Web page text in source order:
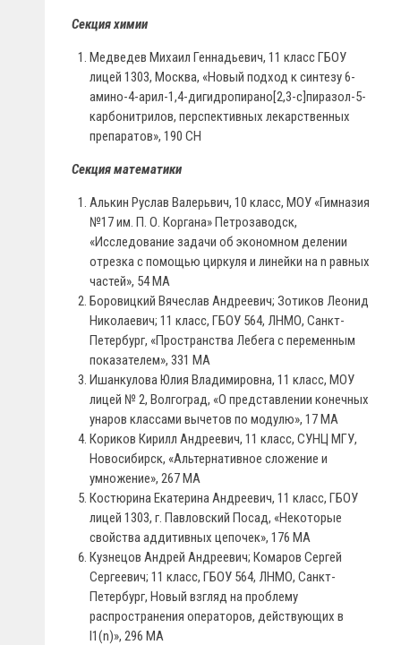
Секция химии
Медведев Михаил Геннадьевич, 11 класс ГБОУ
лицей 1303, Москва, «Новый подход к синтезу 6-
амино-4-арил-1,4-дигидропирано[2,3-c]пиразол-5-
карбонитрилов, перспективных лекарственных
препаратов», 190 СН
Секция математики
Алькин Руслав Валерьвич, 10 класс, МОУ «Гимназия
№17 им. П. О. Коргана» Петрозаводск,
«Исследование задачи об экономном делении
отрезка с помощью циркуля и линейки на n равных
частей», 54 МА
Боровицкий Вячеслав Андреевич; Зотиков Леонид
Николаевич; 11 класс, ГБОУ 564, ЛНМО, Санкт-
Петербург, «Пространства Лебега с переменным
показателем», 331 МА
Ишанкулова Юлия Владимировна, 11 класс, МОУ
лицей № 2, Волгоград, «О представлении конечных
унаров классами вычетов по модулю», 17 МА
Кориков Кирилл Андреевич, 11 класс, СУНЦ МГУ,
Новосибирск, «Альтернативное сложение и
умножение», 267 МА
Костюрина Екатерина Андреевич, 11 класс, ГБОУ
лицей 1303, г. Павловский Посад, «Некоторые
свойства аддитивных цепочек», 176 МА
Кузнецов Андрей Андреевич; Комаров Сергей
Сергеевич; 11 класс, ГБОУ 564, ЛНМО, Санкт-
Петербург, Новый взгляд на проблему
распространения операторов, действующих в
l1(n)», 296 МА